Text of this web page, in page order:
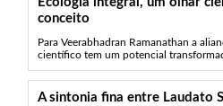
conceito
Para Veerabhadran Ramanathan a
científico tem um potencial
A sintonia fina entre Laudato